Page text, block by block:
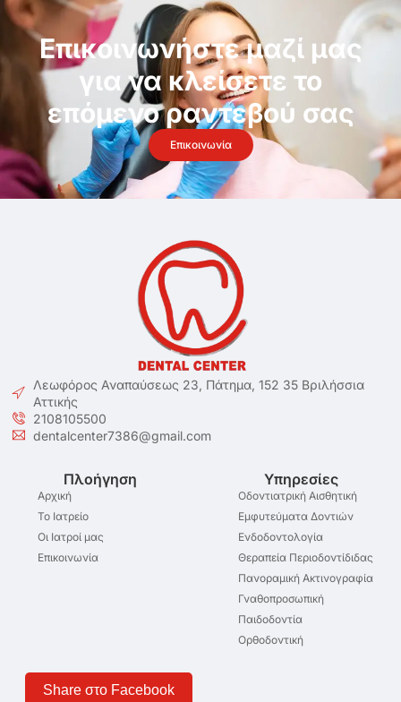
Επικοινωνήστε μαζί μας
για να κλείσετε το
επόμενο ραντεβού σας
Επικοινωνία
Λεωφόρος Αναπαύσεως 23, Πάτημα, 152 35 Βριλήσσια
Αττικής
2108105500
dentalcenter7386@gmail.com
Πλοήγηση
Αρχική
Το Ιατρείο
Οι Ιατροί μας
Επικοινωνία
Υπηρεσίες
Οδοντιατρική Αισθητική
Εμφυτεύματα Δοντιών
Ενδοδοντολογία
Θεραπεία Περιοδοντίδιδας
Πανοραμική Ακτινογραφία
Γναθοπροσωπική
Παιδοδοντία
Ορθοδοντική
Share στο Facebook